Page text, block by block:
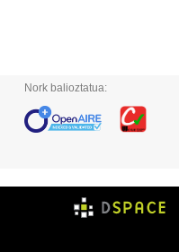
Nork balioztatua: